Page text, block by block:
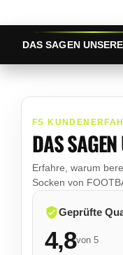
DAS SAGEN
FS
DAS
Erfahre, warum
Socken von
Geprüfte
4,8von 5